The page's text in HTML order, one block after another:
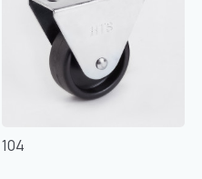
104